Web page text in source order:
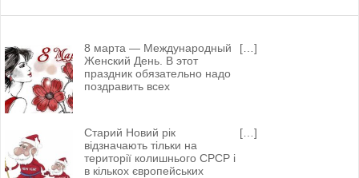
8 марта — Международный
Женский День. В этот
праздник обязательно надо
поздравить всех
[…]
Старий Новий рік
відзначають тільки на
території колишнього СРСР і
в кількох європейських
[…]